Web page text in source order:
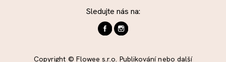
Sledujte nás na:
Copyright © Flowee s.r.o. Publikování nebo další